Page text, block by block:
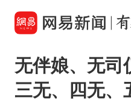
无伴娘、无
三无、四无、